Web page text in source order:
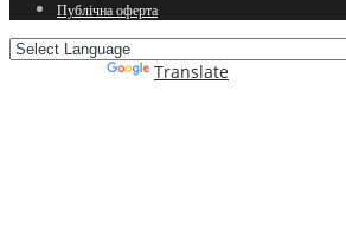
Публічна оферта
Translate